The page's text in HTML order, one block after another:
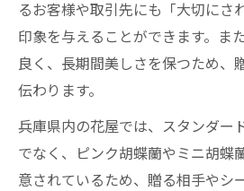
るお客様や取引先にも「大切にさ
印象を与えることができます。ま
良く、長期間美しさを保つため、
伝わります。
兵庫県内の花屋では、スタンダー
でなく、ピンク胡蝶蘭やミニ胡蝶
意されているため、贈る相手やシ